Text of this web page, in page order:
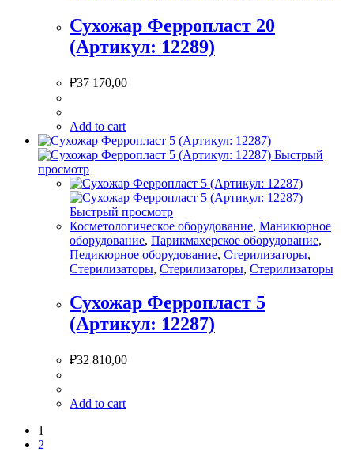
Сухожар Ферропласт 20
(Артикул: 12289)
₽37 170,00
Add to cart
Быстрый
просмотр
Быстрый просмотр
Косметологическое оборудование, Маникюрное
оборудование, Парикмахерское оборудование,
Педикюрное оборудование, Стерилизаторы,
Стерилизаторы, Стерилизаторы, Стерилизаторы
Сухожар Ферропласт 5
(Артикул: 12287)
₽32 810,00
Add to cart
1
2